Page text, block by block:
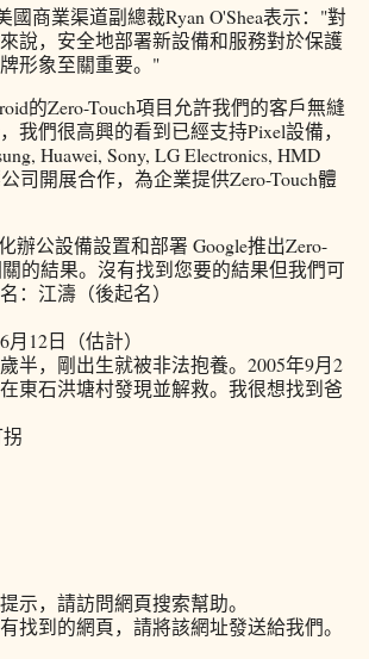
國商業渠道副總裁Ryan O'Shea表示："對
說，安全地部署新設備和服務對於保護
形象至關重要。"
的Zero-Touch項目允許我們的客戶無縫
我們很高興的看到已經支持Pixel設備，
Huawei, Sony, LG Electronics, HMD
司開展合作，為企業提供Zero-Touch體
辦公設備設置和部署 Google推出Zero-
關的結果。沒有找到您要的結果但我們可
：江濤（後起名）
12日（估計）
半，剛出生就被非法抱養。2005年9月2
東石洪塘村發現並解救。我很想找到爸
示，請訪問網頁搜索幫助。
找到的網頁，請將該網址發送給我們。